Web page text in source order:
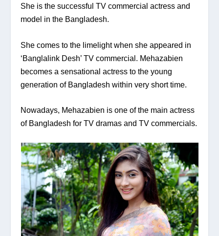
She is the successful TV commercial actress and
model in the Bangladesh.
She comes to the limelight when she appeared in
‘Banglalink Desh’ TV commercial. Mehazabien
becomes a sensational actress to the young
generation of Bangladesh within very short time.
Nowadays, Mehazabien is one of the main actress
of Bangladesh for TV dramas and TV commercials.